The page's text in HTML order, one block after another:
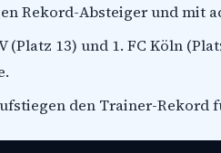
Rekord-Absteiger und mit
(Platz 13) und 1. FC Köln
den Trainer-Rekord